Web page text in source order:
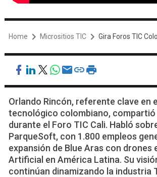
Home Micrositios TIC Gira Foros TIC
Orlando Rincón, referente clave en
tecnológico colombiano, compartió
durante el Foro TIC Cali. Habló
ParqueSoft, con 1.800 empleos
expansión de Blue Aras con drones
Artificial en América Latina. Su
continúan dinamizando la industria